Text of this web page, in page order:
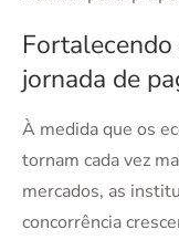
jornada de
À medida que os
tornam cada vez
mercados, as
concorrência